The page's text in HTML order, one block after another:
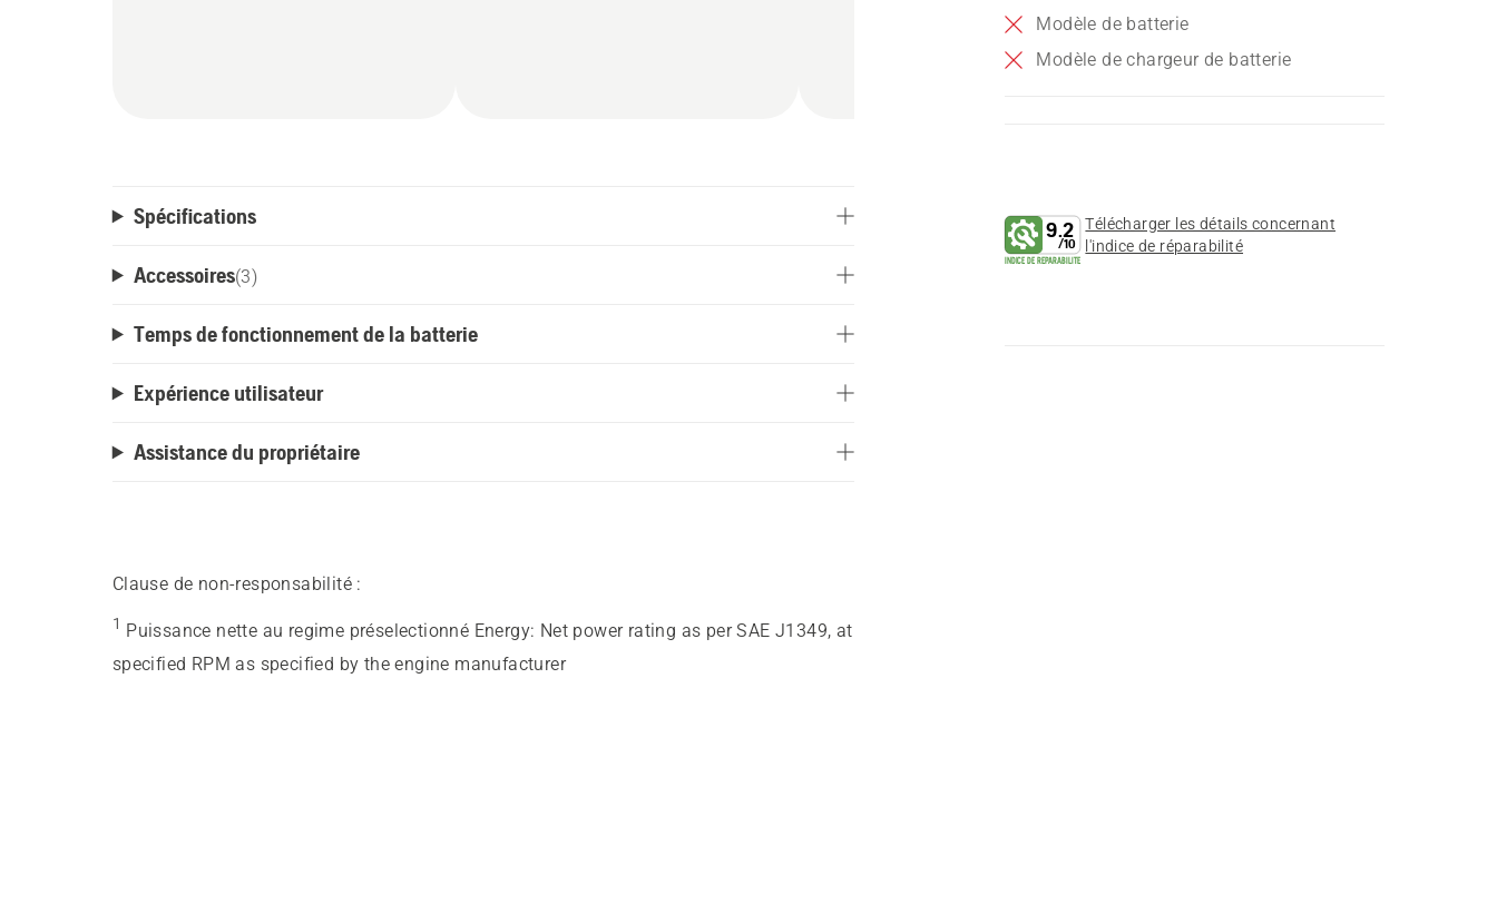
Modèle de batterie
Modèle de chargeur de batterie
9.2
/10
INDICE DE REPARABILITE
Télécharger les détails concernant
l'indice de réparabilité
Spécifications
Accessoires(3)
Temps de fonctionnement de la batterie
Expérience utilisateur
Assistance du propriétaire
Clause de non-responsabilité :
1 Puissance nette au regime préselectionné Energy: Net power rating as per SAE J1349, at
specified RPM as specified by the engine manufacturer